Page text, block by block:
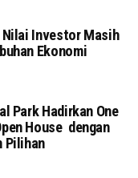
Investor Masih
Ekonomi
Park Hadirkan One
House dengan
Pilihan